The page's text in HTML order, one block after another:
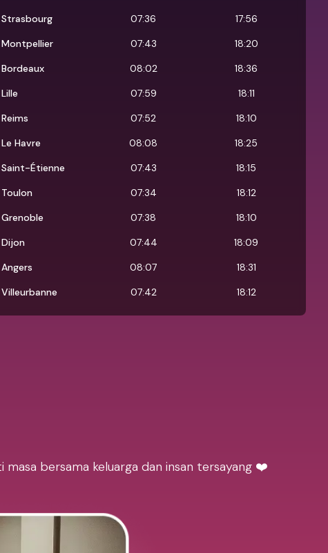
Strasbourg
07:36
17:56
Montpellier
07:43
18:20
Bordeaux
08:02
18:36
Lille
07:59
18:11
Reims
07:52
18:10
Le Havre
08:08
18:25
Saint-Étienne
07:43
18:15
Toulon
07:34
18:12
Grenoble
07:38
18:10
Dijon
07:44
18:09
Angers
08:07
18:31
Villeurbanne
07:42 18:12
bersama keluarga dan insan tersayang ❤️